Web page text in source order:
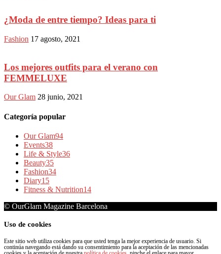
¿Moda de entre tiempo? Ideas para ti
Fashion 17 agosto, 2021
Los mejores outfits para el verano con
FEMMELUXE
Our Glam 28 junio, 2021
Categoría popular
Our Glam94
Events38
Life & Style36
Beauty35
Fashion34
Diary15
Fitness & Nutrition14
© OurGlam Magazine Barcelona
Uso de cookies
Este sitio web utiliza cookies para que usted tenga la mejor experiencia de usuario. Si
continúa navegando está dando su consentimiento para la aceptación de las mencionadas